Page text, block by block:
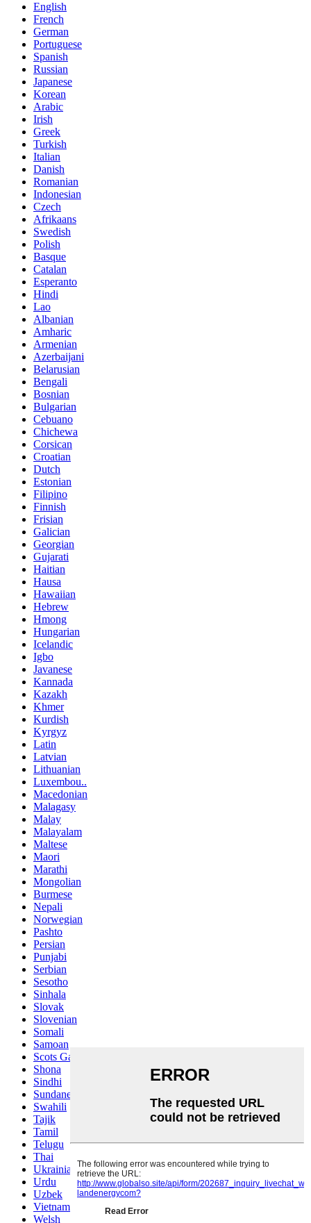
English
French
German
Portuguese
Spanish
Russian
Japanese
Korean
Arabic
Irish
Greek
Turkish
Italian
Danish
Romanian
Indonesian
Czech
Afrikaans
Swedish
Polish
Basque
Catalan
Esperanto
Hindi
Lao
Albanian
Amharic
Armenian
Azerbaijani
Belarusian
Bengali
Bosnian
Bulgarian
Cebuano
Chichewa
Corsican
Croatian
Dutch
Estonian
Filipino
Finnish
Frisian
Galician
Georgian
Gujarati
Haitian
Hausa
Hawaiian
Hebrew
Hmong
Hungarian
Icelandic
Igbo
Javanese
Kannada
Kazakh
Khmer
Kurdish
Kyrgyz
Latin
Latvian
Lithuanian
Luxembou..
Macedonian
Malagasy
Malay
Malayalam
Maltese
Maori
Marathi
Mongolian
Burmese
Nepali
Norwegian
Pashto
Persian
Punjabi
Serbian
Sesotho
Sinhala
Slovak
Slovenian
Somali
Samoan
Scots Gaelic
Shona
Sindhi
Sundanese
Swahili
Tajik
Tamil
Telugu
Thai
Ukrainian
Urdu
Uzbek
Vietnamese
Welsh